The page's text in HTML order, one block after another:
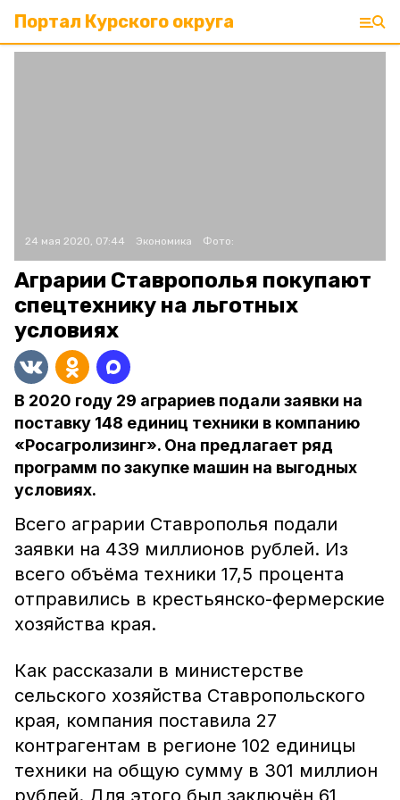
Портал Курского округа
24 мая 2020, 07:44 Экономика Фото:
Аграрии Ставрополья покупают
спецтехнику на льготных
условиях
В 2020 году 29 аграриев подали заявки на
поставку 148 единиц техники в компанию
«Росагролизинг». Она предлагает ряд
программ по закупке машин на выгодных
условиях.
Всего аграрии Ставрополья подали
заявки на 439 миллионов рублей. Из
всего объёма техники 17,5 процента
отправились в крестьянско-фермерские
хозяйства края.
Как рассказали в министерстве
сельского хозяйства Ставропольского
края, компания поставила 27
контрагентам в регионе 102 единицы
техники на общую сумму в 301 миллион
рублей. Для этого был заключён 61